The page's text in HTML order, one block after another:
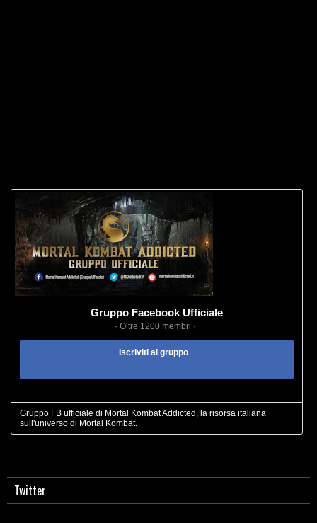
Gruppo Facebook Ufficiale
· Oltre 1200 membri ·
Iscriviti al gruppo
Gruppo FB ufficiale di Mortal Kombat Addicted, la risorsa italiana
sull'universo di Mortal Kombat.
Twitter